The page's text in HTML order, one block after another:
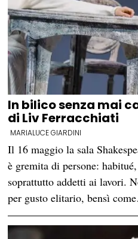
In bilico senza mai
di Liv Ferracchiati
MARIALUCE GIARDINI
Il 16 maggio la sala
è gremita di persone:
soprattutto addetti ai lavori.
per gusto elitario, bensì